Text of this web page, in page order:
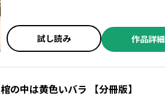
試し読み 作品詳細
棺の中は黄色いバラ 【分冊版】